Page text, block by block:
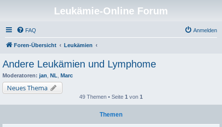
Leukämie-Online Forum
FAQ Anmelden
Foren-Übersicht Leukämien
Andere Leukämien und Lymphome
Moderatoren: jan NL Marc
Neues Thema
49 Themen • Seite 1 von 1
Themen